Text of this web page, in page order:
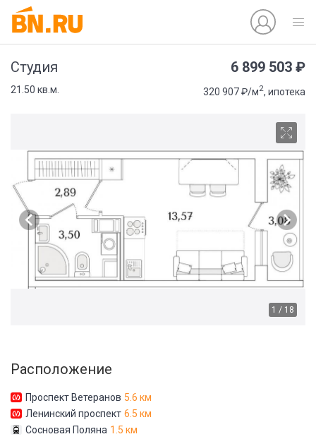
Студия 6 899 503 ₽
21.50 кв.м. 320 907 ₽/м2, ипотека
1 / 18
Расположение
Проспект Ветеранов 5.6 км
Ленинский проспект 6.5 км
Сосновая Поляна 1.5 км